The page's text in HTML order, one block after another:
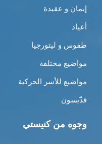
إيمان و عقيدة
أعياد
طقوس و ليتورجيا
مواضيع مختلفة
مواضيع للأسر الحركية
قدّيسون
وجوه من كنيستي